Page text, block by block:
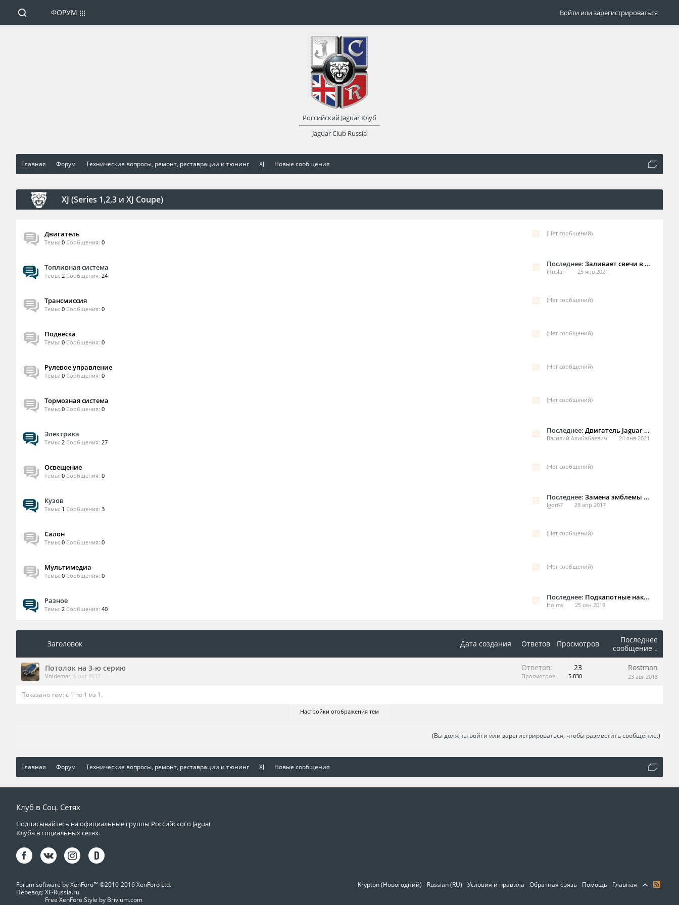
Главная Форум Технические вопросы, ремонт, реставрации и тюнинг XJ Новые сообщения
XJ (Series 1,2,3 и XJ Coupe)
Двигатель
Темы: 0 Сообщения: 0
(Нет сообщений)
Топливная система
Темы: 2 Сообщения: 24
Последнее: Заливает свечи в двигателе XJ 93г v12
iRuslan 25 янв 2021
Трансмиссия
Темы: 0 Сообщения: 0
(Нет сообщений)
Подвеска
Темы: 0 Сообщения: 0
(Нет сообщений)
Рулевое управление
Темы: 0 Сообщения: 0
(Нет сообщений)
Тормозная система
Темы: 0 Сообщения: 0
(Нет сообщений)
Электрика
Темы: 2 Сообщения: 27
Последнее: Двигатель Jaguar XJ не заводится
Василий Алибабаевич 24 янв 2021
Освещение
Темы: 0 Сообщения: 0
(Нет сообщений)
Кузов
Темы: 1 Сообщения: 3
Последнее: Замена эмблемы даймлер на гриле.
Igor67 28 апр 2017
Салон
Темы: 0 Сообщения: 0
(Нет сообщений)
Мультимедиа
Темы: 0 Сообщения: 0
(Нет сообщений)
Разное
Темы: 2 Сообщения: 40
Последнее: Подкапотные наклейки на XJ 3-series.
Holms 25 сен 2019
Заголовок Дата создания Ответов Просмотров
Последнее
сообщение ↓
Потолок на 3-ю серию
Voldemar, 6 окт 2017
Ответов: 23
Просмотров: 5.830
Rostman
23 авг 2018
Показано тем: с 1 по 1 из 1.
Настройки отображения тем
(Вы должны войти или зарегистрироваться, чтобы разместить сообщение.)
Главная Форум Технические вопросы, ремонт, реставрации и тюнинг XJ Новые сообщения
ФОРУМ
Российский Jaguar Клуб
Jaguar Club Russia
Войти или зарегистрироваться
Клуб в Соц. Сетях
Подписывайтесь на официальные группы Российского Jaguar
Клуба в социальных сетях.
Forum software by XenForo™©2010-2016 XenForo Ltd.
Перевод:XF-Russia.ru
Free XenForo Style by Brivium.com
Krypton (Новогодний) Russian (RU) Условия и правила Обратная связь Помощь Главная